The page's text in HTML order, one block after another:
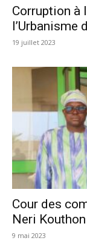
Corruption à
l’Urbanisme
19 juillet 2023
Cour des
Neri
9 mai 2023